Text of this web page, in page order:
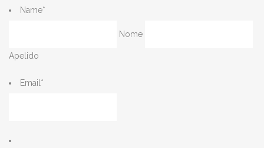
Name*
Nome
Apelido
Email *